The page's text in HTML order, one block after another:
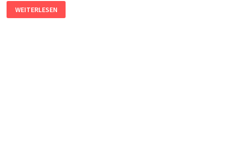
KOMMENTARE
FÜR
WEITERLESEN